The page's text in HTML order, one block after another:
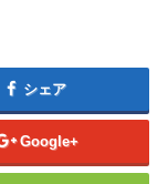
シェア
Google+